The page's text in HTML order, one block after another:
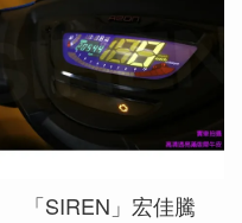
「SIREN」宏佳騰